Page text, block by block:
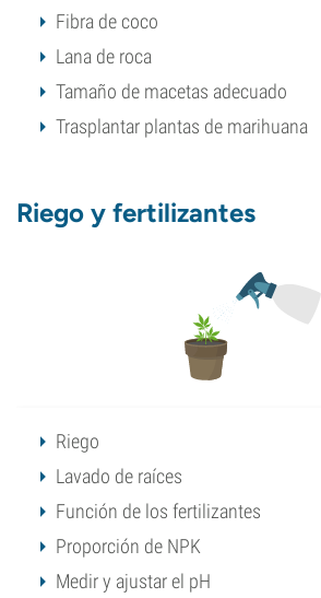
Fibra de coco
Lana de roca
Tamaño de macetas adecuado
Trasplantar plantas de marihuana
Riego y fertilizantes
Riego
Lavado de raíces
Función de los fertilizantes
Proporción de NPK
Medir y ajustar el pH